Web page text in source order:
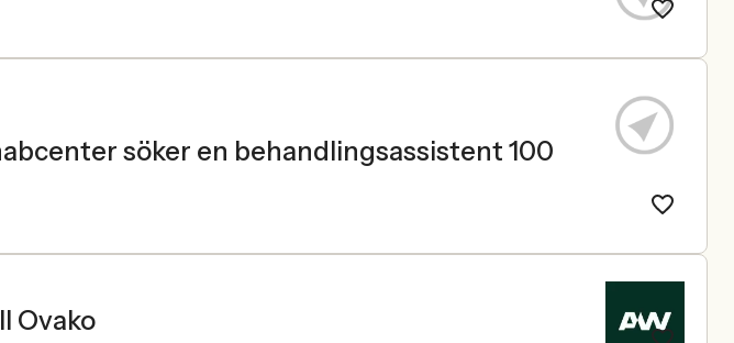
söker en behandlingsassistent 100
Ovako